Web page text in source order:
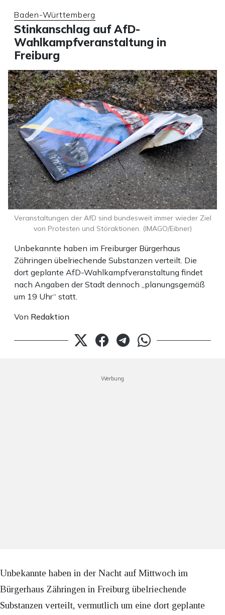
Baden-Württemberg
Stinkanschlag auf AfD-
Wahlkampfveranstaltung in
Freiburg
Unbekannte haben im Freiburger Bürgerhaus
Zähringen übelriechende Substanzen verteilt. Die
dort geplante AfD-Wahlkampfveranstaltung findet
nach Angaben der Stadt dennoch „planungsgemäß
um 19 Uhr“ statt.
Von Redaktion
Veranstaltungen der AfD sind bundesweit immer wieder Ziel
von Protesten und Störaktionen. (IMAGO/Eibner)
Werbung
Unbekannte haben in der Nacht auf Mittwoch im
Bürgerhaus Zähringen in Freiburg übelriechende
Substanzen verteilt, vermutlich um eine dort geplante